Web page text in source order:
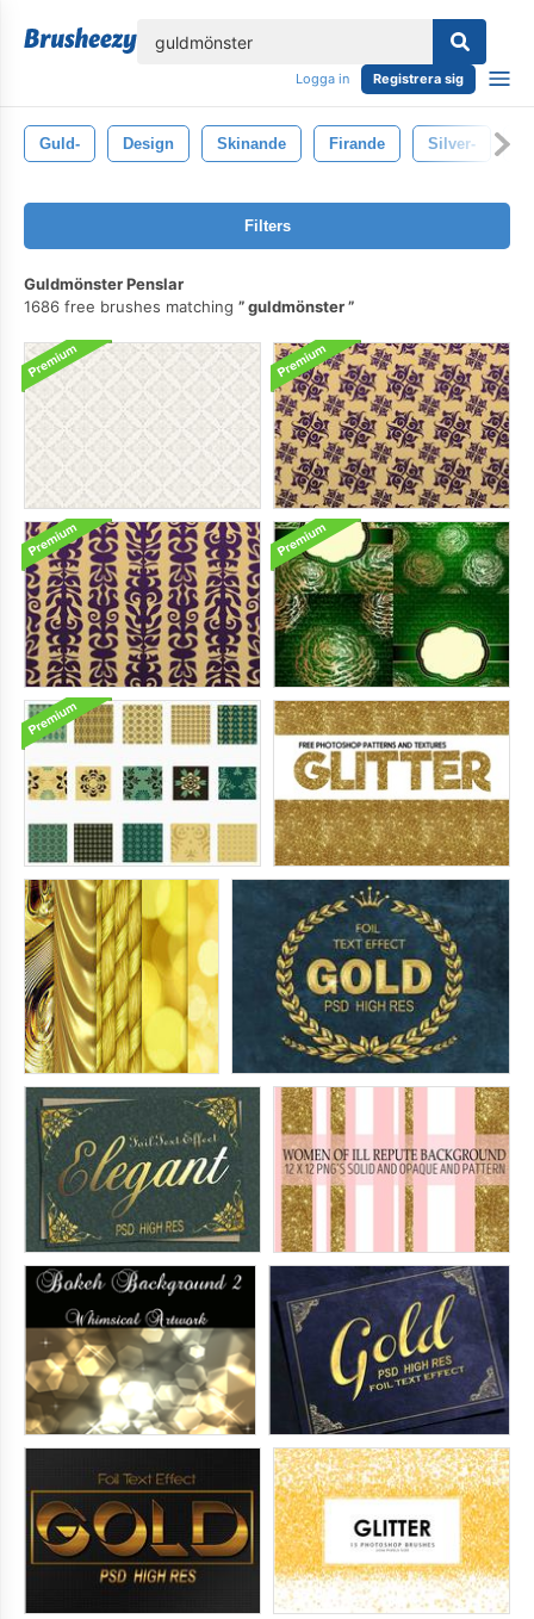
Logga in Registrera sig
Guld- Design Skinande Firande Silver-
Filters
Guldmönster Penslar
1686 free brushes matching
guldmönster